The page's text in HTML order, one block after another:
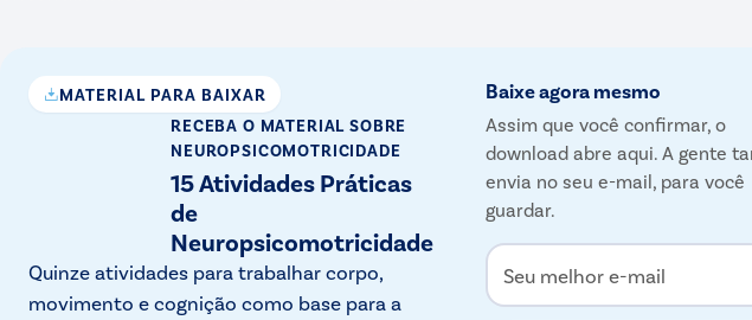
MATERIAL PARA BAIXAR
RECEBA O MATERIAL SOBRE
NEUROPSICOMOTRICIDADE
15 Atividades Práticas
de
Neuropsicomotricidade
Quinze atividades para trabalhar corpo,
movimento e cognição como base para a
Baixe agora mesmo
Assim que você confirmar, o
download abre aqui. A gente
envia no seu e-mail, para você
guardar.
Seu melhor e-mail